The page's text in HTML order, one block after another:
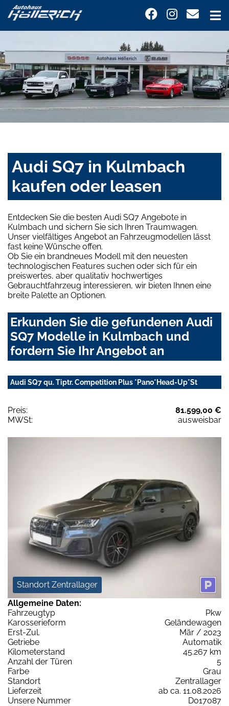
Audi SQ7 in Kulmbach
kaufen oder leasen
Entdecken Sie die besten Audi SQ7 Angebote in
Kulmbach und sichern Sie sich Ihren Traumwagen.
Unser vielfältiges Angebot an Fahrzeugmodellen lässt
fast keine Wünsche offen.
Ob Sie ein brandneues Modell mit den neuesten
technologischen Features suchen oder sich für ein
preiswertes, aber qualitativ hochwertiges
Gebrauchtfahrzeug interessieren, wir bieten Ihnen eine
breite Palette an Optionen.
Erkunden Sie die gefundenen Audi
SQ7 Modelle in Kulmbach und
fordern Sie Ihr Angebot an
Audi SQ7 qu. Tiptr. Competition Plus *Pano*Head-Up*St
Preis:
81.599,00 €
MWSt:
ausweisbar
Standort Zentrallager
Allgemeine Daten:
Fahrzeugtyp
Pkw
Karosserieform
Geländewagen
Erst-Zul.
Mär / 2023
Getriebe
Automatik
Kilometerstand
45.267 km
Anzahl der Türen
5
Farbe
Grau
Standort
Zentrallager
Lieferzeit
ab ca. 11.08.2026
Unsere Nummer
D017087